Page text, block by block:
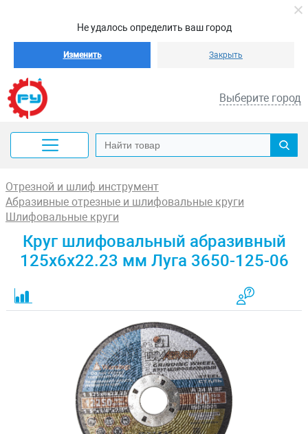
Не удалось определить ваш город
Изменить Закрыть
Выберите город
Отрезной и шлиф инструмент
Абразивные отрезные и шлифовальные круги
Шлифовальные круги
Круг шлифовальный абразивный
125x6x22.23 мм Луга 3650-125-06